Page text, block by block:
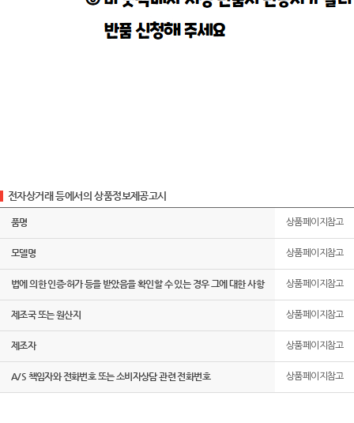
전자상거래 등에서의 상품정보제공고시
품명 상품페이지참고
모델명 상품페이지참고
법에 의한 인증·허가 등을 받았음을 확인할 수 있는 경우 그에 대한 사항 상품페이지참고
제조국 또는 원산지 상품페이지참고
제조자 상품페이지참고
A/S 책임자와 전화번호 또는 소비자상담 관련 전화번호 상품페이지참고